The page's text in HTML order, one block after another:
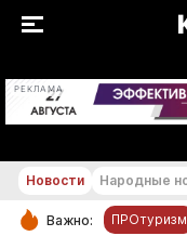
РЕКЛАМА
Новости Народные
Важно: ПРОтуризм